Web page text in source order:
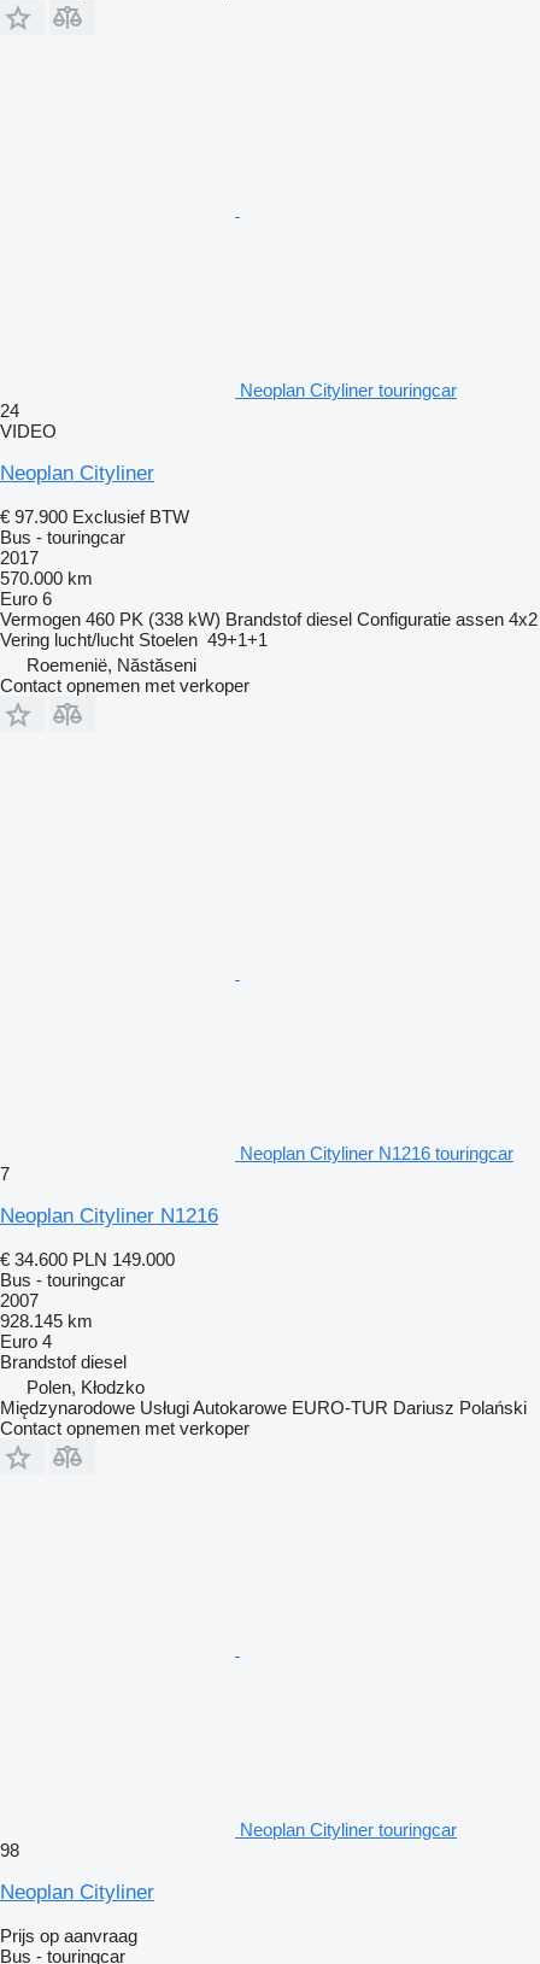
Neoplan Cityliner touringcar
24
VIDEO
Neoplan Cityliner
€ 97.900 Exclusief BTW
Bus - touringcar
2017
570.000 km
Euro 6
Vermogen 460 PK (338 kW) Brandstof diesel Configuratie assen 4x2
Vering lucht/lucht Stoelen 49+1+1
Roemenië, Năstăseni
Contact opnemen met verkoper
Neoplan Cityliner N1216 touringcar
7
Neoplan Cityliner N1216
€ 34.600 PLN 149.000
Bus - touringcar
2007
928.145 km
Euro 4
Brandstof diesel
Polen, Kłodzko
Międzynarodowe Usługi Autokarowe EURO-TUR Dariusz Polański
Contact opnemen met verkoper
Neoplan Cityliner touringcar
98
Neoplan Cityliner
Prijs op aanvraag
Bus - touringcar